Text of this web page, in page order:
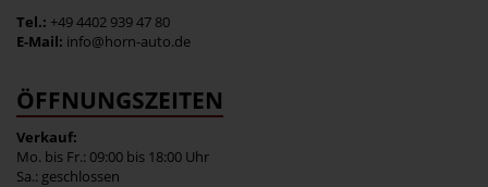
Tel.: +49 4402 939 47 80
E-Mail: info@horn-auto.de
ÖFFNUNGSZEITEN
Verkauf:
Mo. bis Fr.: 09:00 bis 18:00 Uhr
Sa.: geschlossen